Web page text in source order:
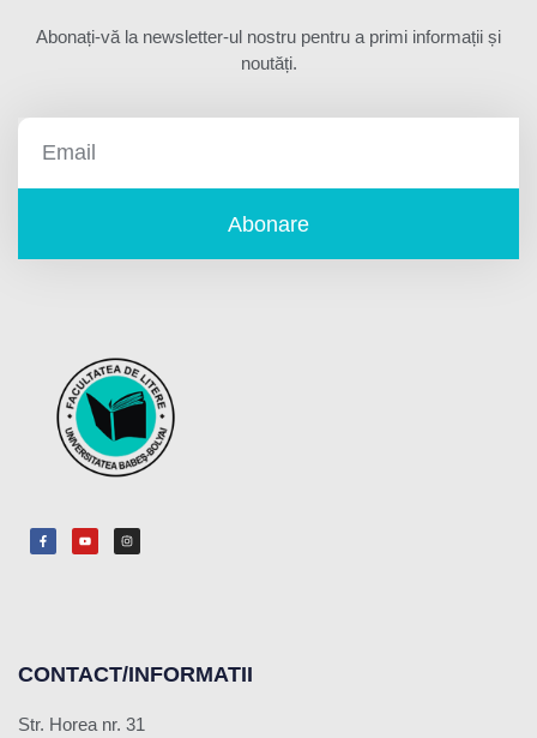
Abonați-vă la newsletter-ul nostru pentru a primi informații și
noutăți.
Abonare
CONTACT/INFORMATII
Str. Horea nr. 31